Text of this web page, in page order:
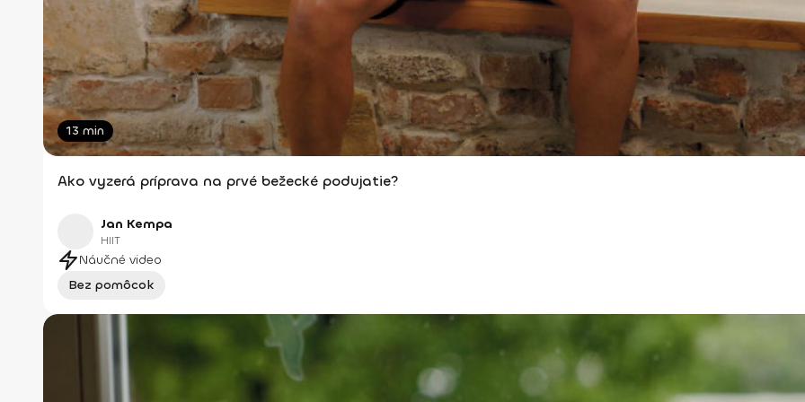
13 min
Ako vyzerá príprava na prvé bežecké podujatie?
Jan Kempa
HIIT
Náučné video
Bez pomôcok